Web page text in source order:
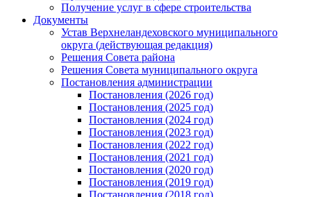
Получение услуг в сфере строительства
Документы
Устав Верхнеландеховского муниципального
округа (действующая редакция)
Решения Совета района
Решения Совета муниципального округа
Постановления администрации
Постановления (2026 год)
Постановления (2025 год)
Постановления (2024 год)
Постановления (2023 год)
Постановления (2022 год)
Постановления (2021 год)
Постановления (2020 год)
Постановления (2019 год)
Постановления (2018 год)